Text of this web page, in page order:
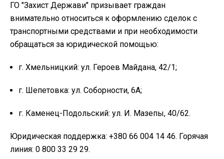
ГО "Захист Держави" призывает граждан
внимательно относиться к оформлению сделок с
транспортными средствами и при необходимости
обращаться за юридической помощью:
г. Хмельницкий: ул. Героев Майдана, 42/1;
г. Шепетовка: ул. Соборности, 6А;
г. Каменец-Подольский: ул. И. Мазепы, 40/62.
Юридическая поддержка: +380 66 004 14 46. Горячая
линия: 0 800 33 29 29.